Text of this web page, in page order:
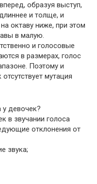
образуя выступ,
и толще, и
октаву ниже, при этом
в малую.
и голосовые
в размерах, голос
Поэтому и
мутация
у девочек?
в звучании голоса
отклонения от
звука;